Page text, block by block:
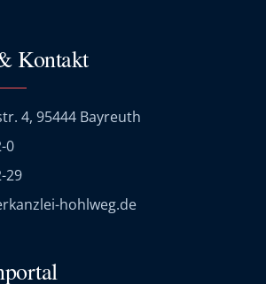
Kontakt
4, 95444 Bayreuth
0
29
hohlweg.de